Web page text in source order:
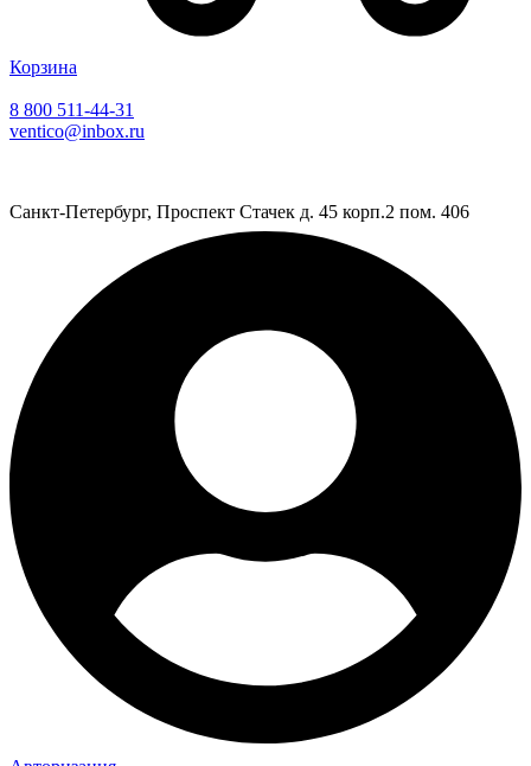
Корзина
8 800 511-44-31
ventico@inbox.ru
Санкт-Петербург, Проспект Стачек д. 45 корп.2 пом. 406